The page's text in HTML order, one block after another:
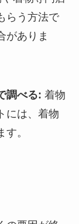
らう方法で
がありま
調べる: 着物
には、着物
。